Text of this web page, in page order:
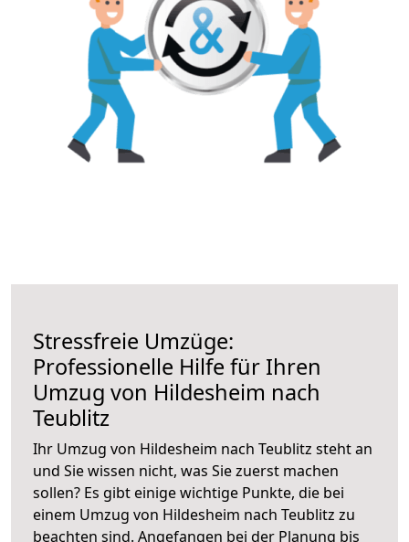
Stressfreie Umzüge:
Professionelle Hilfe für Ihren
Umzug von Hildesheim nach
Teublitz
Ihr Umzug von Hildesheim nach Teublitz steht an
und Sie wissen nicht, was Sie zuerst machen
sollen? Es gibt einige wichtige Punkte, die bei
einem Umzug von Hildesheim nach Teublitz zu
beachten sind. Angefangen bei der Planung bis